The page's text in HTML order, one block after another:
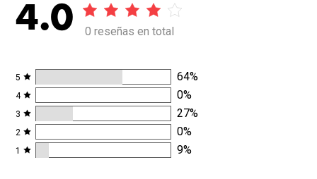
4.0 0 reseñas en total
5 64%
4 0%
3 27%
2 0%
1 9%